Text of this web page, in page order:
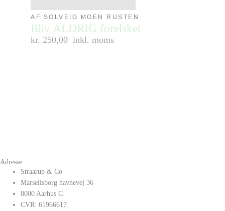
AF SOLVEIG MOEN RUSTEN
Bliv ALDRIG forelsket
kr. 250,00 inkl. moms
Adresse
Straarup & Co
Marselisborg havnevej 36
8000 Aarhus C
CVR: 61966617